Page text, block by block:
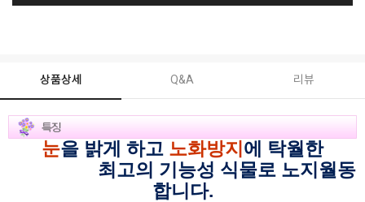
상품상세 Q&A 리뷰
눈을 밝게 하고 노화방지 에 탁월한
최고의 기능성 식물로 노지월동
합니다.